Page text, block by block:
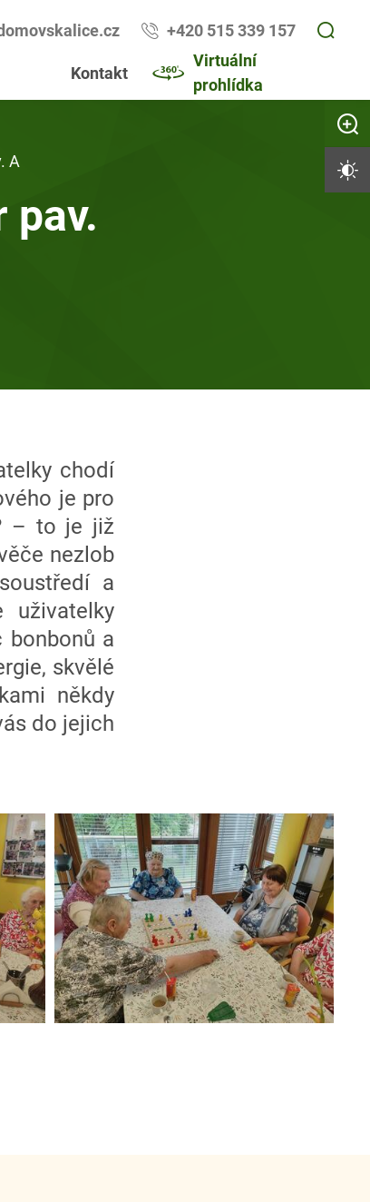
+420 515 339 157
Kontakt
Virtuální
prohlídka
A
pav.
chodí
je pro
– to je již
nezlob
a
bonbonů a
skvělé
někdy
do jejich